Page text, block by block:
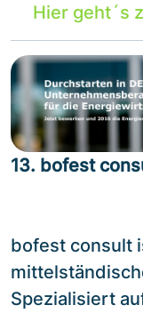
Hier geht´s
13. bofest
bofest consult
Spezialisiert